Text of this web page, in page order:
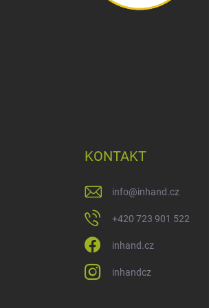
KONTAKT
info@inhand.cz
+420 723 901 522
inhand.cz
inhandcz